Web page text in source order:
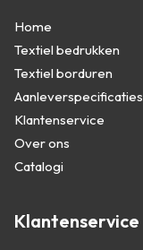
Home
Textiel bedrukken
Textiel borduren
Aanleverspecificaties
Klantenservice
Over ons
Catalogi
Klantenservice